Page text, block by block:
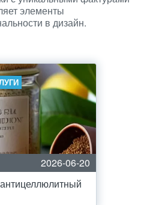
элементы
в дизайн.
2026-06-20